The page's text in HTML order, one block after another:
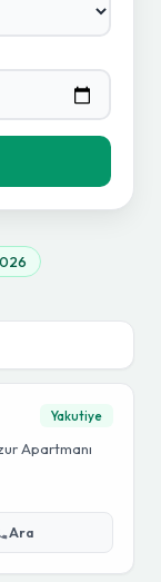
Yakutiye
Apartmanı
Ara